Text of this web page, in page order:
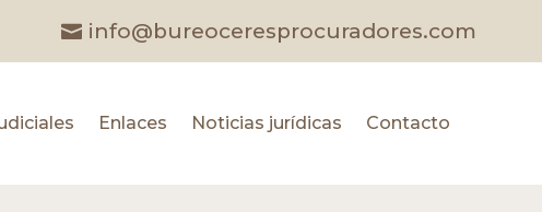
info@bureoceresprocuradores.com
Enlaces Noticias jurídicas Contacto